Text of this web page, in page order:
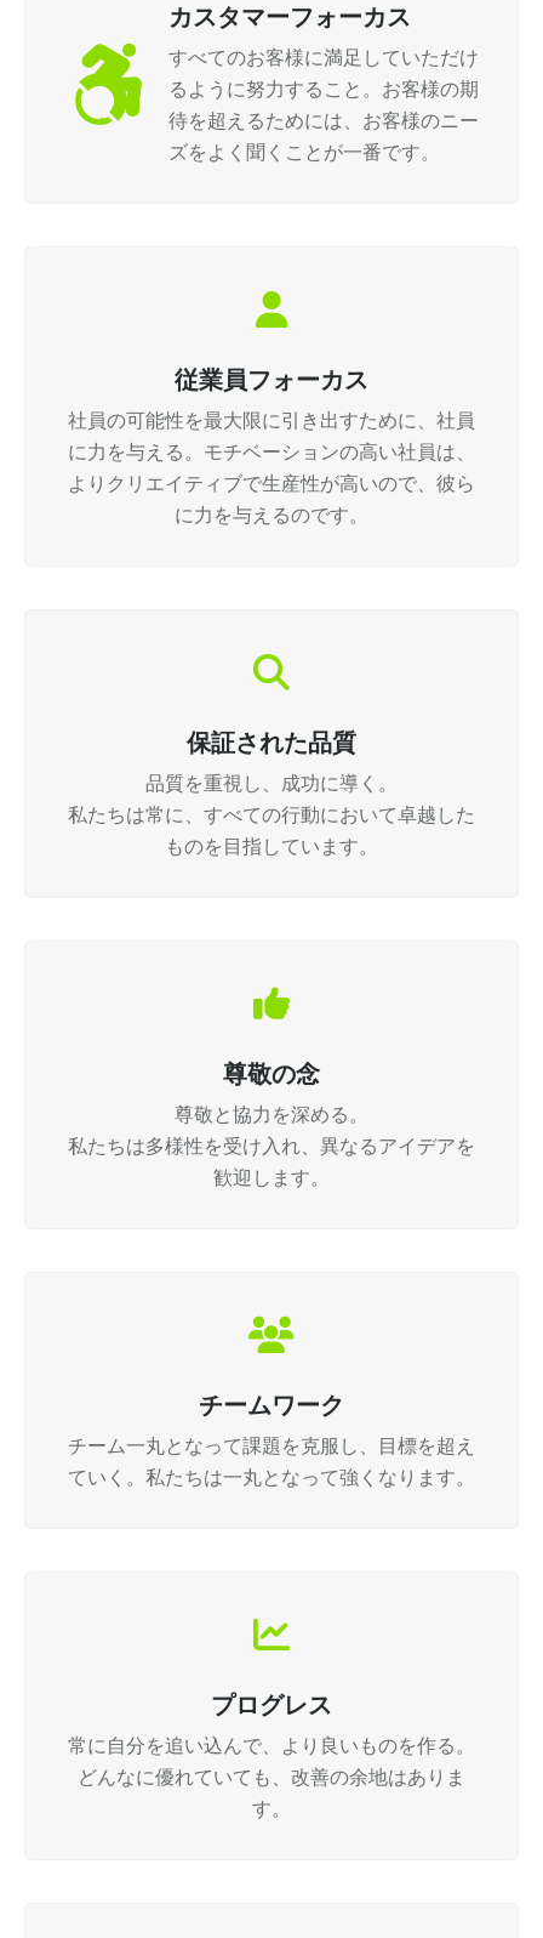
カスタマーフォーカス
すべてのお客様に満足していただけ
るように努力すること。お客様の期
待を超えるためには、お客様のニー
ズをよく聞くことが一番です。
従業員フォーカス
社員の可能性を最大限に引き出すために、社員
に力を与える。モチベーションの高い社員は、
よりクリエイティブで生産性が高いので、彼ら
に力を与えるのです。
保証された品質
品質を重視し、成功に導く。
私たちは常に、すべての行動において卓越した
ものを目指しています。
尊敬の念
尊敬と協力を深める。
私たちは多様性を受け入れ、異なるアイデアを
歓迎します。
チームワーク
チーム一丸となって課題を克服し、目標を超え
ていく。私たちは一丸となって強くなります。
プログレス
常に自分を追い込んで、より良いものを作る。
どんなに優れていても、改善の余地はありま
す。